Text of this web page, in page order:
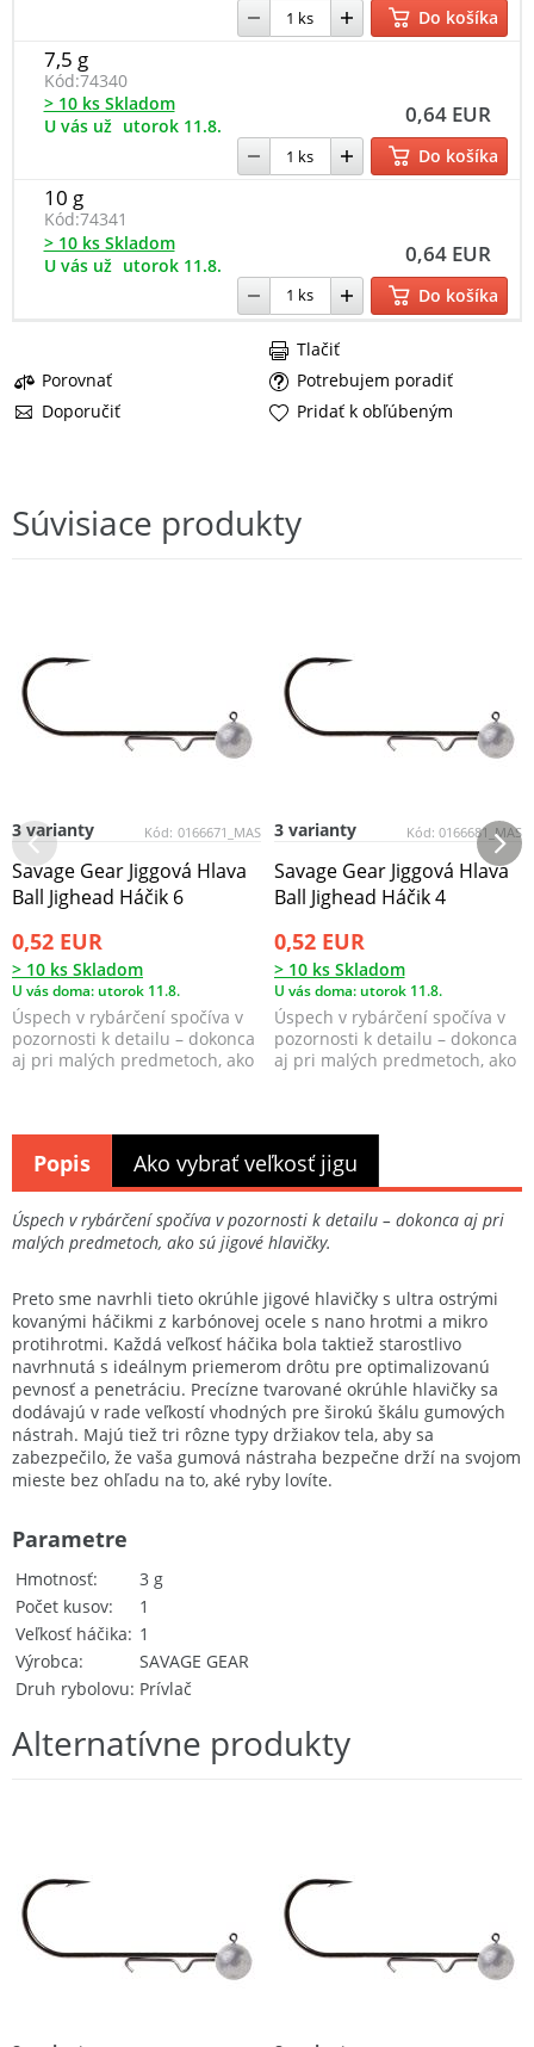
Do košíka
7,5 g
Kód:74340
0,64 EUR
> 10 ks Skladom
U vás už utorok 11.8.
Do košíka
10 g
Kód:74341
0,64 EUR
> 10 ks Skladom
U vás už utorok 11.8.
Do košíka
Porovnať
Potrebujem poradiť
Doporučiť
Tlačiť
Pridať k obľúbeným
Súvisiace produkty
Kód: 0166671_MAS
3 varianty
Savage Gear Jiggová Hlava
Ball Jighead Háčik 6
0,52 EUR
> 10 ks Skladom
U vás doma: utorok 11.8.
Úspech v rybárčení spočíva v
pozornosti k detailu – dokonca
aj pri malých predmetoch, ako
Kód: 0166681_MAS
3 varianty
Savage Gear Jiggová Hlava
Ball Jighead Háčik 4
0,52 EUR
> 10 ks Skladom
U vás doma: utorok 11.8.
Úspech v rybárčení spočíva v
pozornosti k detailu – dokonca
aj pri malých predmetoch, ako
Úspech v rybárčení spočíva v pozornosti k detailu – dokonca aj pri
malých predmetoch, ako sú jigové hlavičky.
Preto sme navrhli tieto okrúhle jigové hlavičky s ultra ostrými
kovanými háčikmi z karbónovej ocele s nano hrotmi a mikro
protihrotmi. Každá veľkosť háčika bola taktiež starostlivo
navrhnutá s ideálnym priemerom drôtu pre optimalizovanú
pevnosť a penetráciu. Precízne tvarované okrúhle hlavičky sa
dodávajú v rade veľkostí vhodných pre širokú škálu gumových
nástrah. Majú tiež tri rôzne typy držiakov tela, aby sa
zabezpečilo, že vaša gumová nástraha bezpečne drží na svojom
mieste bez ohľadu na to, aké ryby lovíte.
Hmotnosť
3 g
Počet kusov
1
Veľkosť háčika
1
Výrobca
SAVAGE GEAR
Druh rybolovu Prívlač
Parametre
Popis Ako vybrať veľkosť jigu
Alternatívne produkty